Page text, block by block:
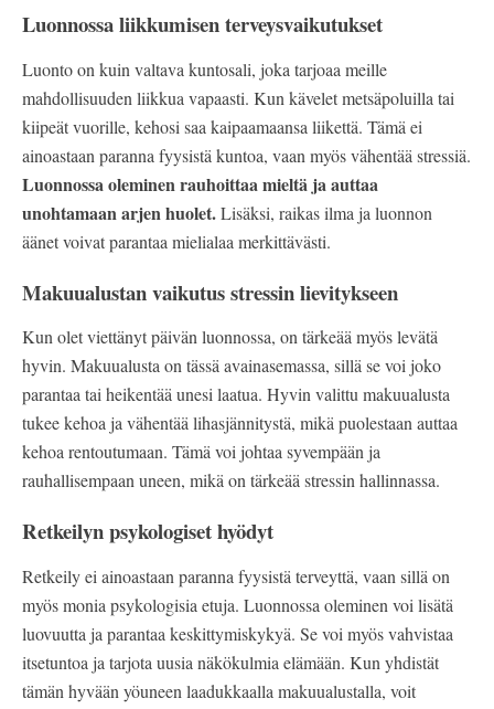
Luonnossa liikkumisen terveysvaikutukset
Luonto on kuin valtava kuntosali, joka tarjoaa meille
mahdollisuuden liikkua vapaasti. Kun kävelet metsäpoluilla tai
kiipeät vuorille, kehosi saa kaipaamaansa liikettä. Tämä ei
ainoastaan paranna fyysistä kuntoa, vaan myös vähentää stressiä.
Luonnossa oleminen rauhoittaa mieltä ja auttaa
unohtamaan arjen huolet.Lisäksi, raikas ilma ja luonnon
äänet voivat parantaa mielialaa merkittävästi.
Makuualustan vaikutus stressin lievitykseen
Kun olet viettänyt päivän luonnossa, on tärkeää myös levätä
hyvin. Makuualusta on tässä avainasemassa, sillä se voi joko
parantaa tai heikentää unesi laatua. Hyvin valittu makuualusta
tukee kehoa ja vähentää lihasjännitystä, mikä puolestaan auttaa
kehoa rentoutumaan. Tämä voi johtaa syvempään ja
rauhallisempaan uneen, mikä on tärkeää stressin hallinnassa.
Retkeilyn psykologiset hyödyt
Retkeily ei ainoastaan paranna fyysistä terveyttä, vaan sillä on
myös monia psykologisia etuja. Luonnossa oleminen voi lisätä
luovuutta ja parantaa keskittymiskykyä. Se voi myös vahvistaa
itsetuntoa ja tarjota uusia näkökulmia elämään. Kun yhdistät
tämän hyvään yöuneen laadukkaalla makuualustalla, voit